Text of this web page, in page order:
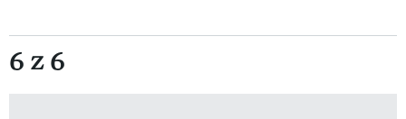
6 z 6